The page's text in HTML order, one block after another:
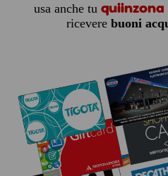
usa anche tu quiinzona
ricevere buoni